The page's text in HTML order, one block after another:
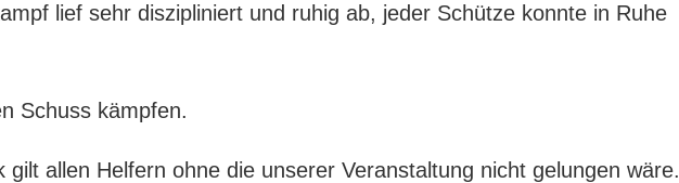
lief sehr diszipliniert und ruhig ab, jeder Schütze konnte in Ruhe
Schuss kämpfen.
gilt allen Helfern ohne die unserer Veranstaltung nicht gelungen wäre.